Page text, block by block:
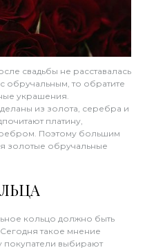
свадьбы не расставалась
обручальным, то обратите
украшения.
из золота, серебра и
платину,
Поэтому большим
золотые обручальные
кольцо должно быть
такое мнение
покупатели выбирают